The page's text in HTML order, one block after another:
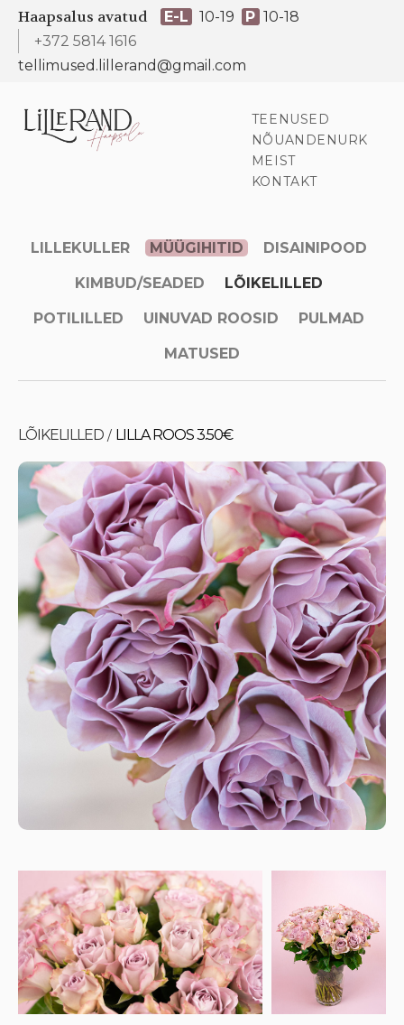
Haapsalus avatud E-L 10-19 P 10-18
+372 5814 1616
tellimused.lillerand@gmail.com
TEENUSED
NÕUANDENURK
MEIST
KONTAKT
LILLEKULLER MÜÜGIHITID DISAINIPOOD
KIMBUD/SEADED LÕIKELILLED
POTILILLED UINUVAD ROOSID PULMAD
MATUSED
LÕIKELILLED / LILLA ROOS 3.50€